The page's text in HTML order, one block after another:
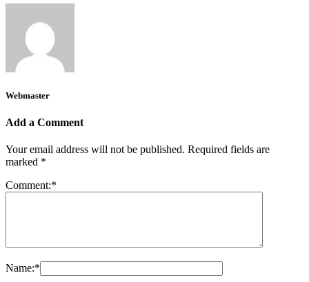
Webmaster
Add a Comment
Your email address will not be published. Required fields are
marked *
Comment:*
Name:*